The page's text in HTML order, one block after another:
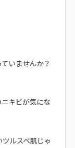
いませんか？
キビが気にな
ルスベ肌じゃ